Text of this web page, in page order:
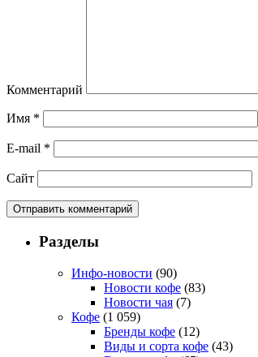
Комментарий
Имя *
E-mail *
Сайт
Разделы
Инфо-новости (90)
Новости кофе (83)
Новости чая (7)
Кофе (1 059)
Бренды кофе (12)
Виды и сорта кофе (43)